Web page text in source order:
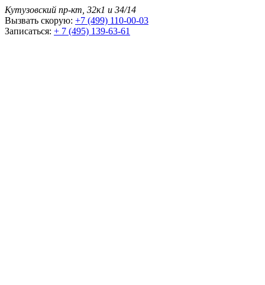
Кутузовский пр-кт, 32к1 и 34/14
Вызвать скорую: +7 (499) 110-00-03
Записаться: + 7 (495) 139-63-61